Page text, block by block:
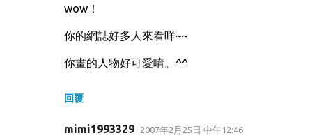
wow！
你的網誌好多人來看咩~~
你畫的人物好可愛唷。^^
回覆
mimi1993329 2007年2月25日 中午12:46